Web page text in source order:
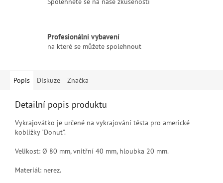
Profesionální vybavení
na které se můžete spolehnout
Popis Diskuze Značka
Detailní popis produktu
Vykrajovátko je určené na vykrajování těsta pro americké
koblížky "Donut".
Velikost: Ø 80 mm, vnitřní 40 mm, hloubka 20 mm.
Materiál: nerez.